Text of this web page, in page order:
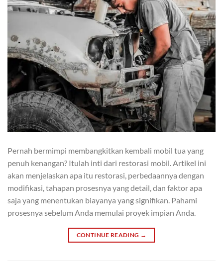
Pernah bermimpi membangkitkan kembali mobil tua yang
penuh kenangan? Itulah inti dari restorasi mobil. Artikel ini
akan menjelaskan apa itu restorasi, perbedaannya dengan
modifikasi, tahapan prosesnya yang detail, dan faktor apa
saja yang menentukan biayanya yang signifikan. Pahami
prosesnya sebelum Anda memulai proyek impian Anda.
CONTINUE READING →